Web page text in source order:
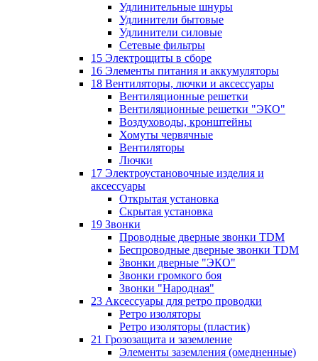
Удлинительные шнуры
Удлинители бытовые
Удлинители силовые
Сетевые фильтры
15 Электрощиты в сборе
16 Элементы питания и аккумуляторы
18 Вентиляторы, лючки и аксессуары
Вентиляционные решетки
Вентиляционные решетки "ЭКО"
Воздуховоды, кронштейны
Хомуты червячные
Вентиляторы
Лючки
17 Электроустановочные изделия и
аксессуары
Открытая установка
Скрытая установка
19 Звонки
Проводные дверные звонки TDM
Беспроводные дверные звонки TDM
Звонки дверные "ЭКО"
Звонки громкого боя
Звонки "Народная"
23 Аксессуары для ретро проводки
Ретро изоляторы
Ретро изоляторы (пластик)
21 Грозозащита и заземление
Элементы заземления (омедненные)